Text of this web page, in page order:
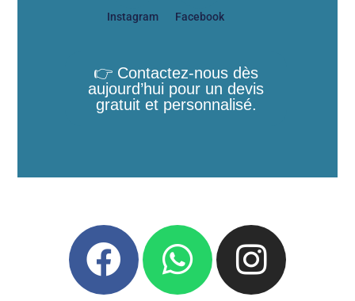
Instagram Facebook
👉 Contactez-nous dès
aujourd’hui pour un devis
gratuit et personnalisé.